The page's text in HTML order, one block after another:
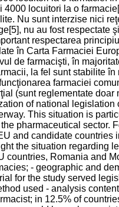
locuitori la o
Nu sunt interzise nici
nu au fost respectate
respectarea
în Carta Farmaciei
de farmacişti, în
la fel sunt stabilite
farmaciei
(sunt reglementate
of national
This situation is
pharmaceutical sector.
and candidate countries
the situation regarding
countries, Romania and
- geographic and
for the study served
used - analysis
in 12.5% of